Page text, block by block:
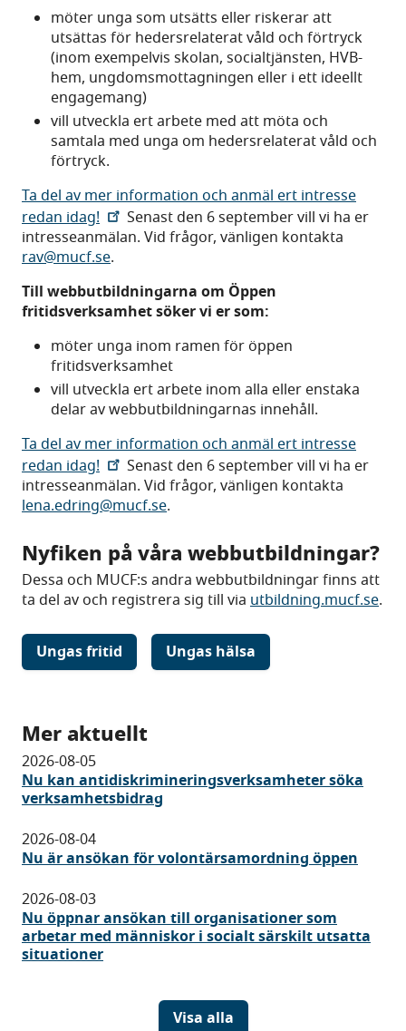
möter unga som utsätts eller riskerar att
utsättas för hedersrelaterat våld och förtryck
(inom exempelvis skolan, socialtjänsten, HVB-
hem, ungdomsmottagningen eller i ett ideellt
engagemang)
vill utveckla ert arbete med att möta och
samtala med unga om hedersrelaterat våld och
förtryck.
Ta del av mer information och anmäl ert intresse
redan idag!
Senast den 6 september vill vi ha er
intresseanmälan. Vid frågor, vänligen kontakta
rav@mucf.se.
Till webbutbildningarna om Öppen
fritidsverksamhet söker vi er som:
möter unga inom ramen för öppen
fritidsverksamhet
vill utveckla ert arbete inom alla eller enstaka
delar av webbutbildningarnas innehåll.
Ta del av mer information och anmäl ert intresse
redan idag!
Senast den 6 september vill vi ha er
intresseanmälan. Vid frågor, vänligen kontakta
lena.edring@mucf.se.
Nyfiken på våra webbutbildningar?
Dessa och MUCF:s andra webbutbildningar finns att
ta del av och registrera sig till via utbildning.mucf.se.
Ungas fritid Ungas hälsa
Mer aktuellt
2026-08-05
Nu kan antidiskrimineringsverksamheter söka
verksamhetsbidrag
2026-08-04
Nu är ansökan för volontärsamordning öppen
2026-08-03
Nu öppnar ansökan till organisationer som
arbetar med människor i socialt särskilt utsatta
situationer
Visa alla